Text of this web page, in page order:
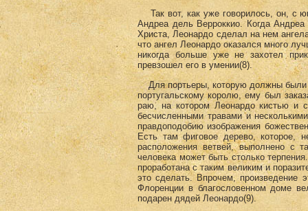
Так вот, как уже говорилось, он, с
Андреа дель Верроккио. Когда
Христа, Леонардо сделал на нем
что ангел Леонардо оказался много
никогда больше уже не захотел
превзошел его в умении(8).
Для портьеры, которую должны были
португальскому королю, ему был
раю, на котором Леонардо кистью и
бесчисленными травами и
правдоподобию изображения
Есть там фиговое дерево, которое,
расположения ветвей, выполнено с
человека может быть столько
проработана с таким великим и
это сделать. Впрочем, произведение
Флоренции в благословенном доме
подарен дядей Леонардо(9).